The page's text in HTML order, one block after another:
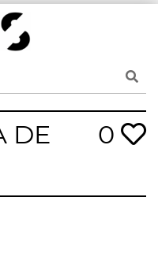
a tothom
DE
0